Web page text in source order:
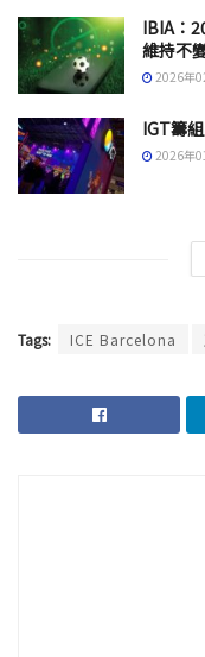
IBIA：
維持不
2026年
IGT籌
2026年
Tags: ICE Barcelona